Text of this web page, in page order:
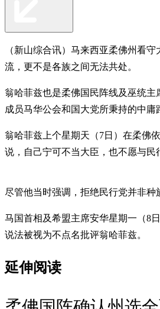
（新山综合讯）马来西亚柔佛州看
流，更不是各族之间无法共处。
翁哈菲兹也是柔佛国民阵线及巫统
成员马华公会和国大党所秉持的中庸
翁哈菲兹上个星期天（7日）在柔佛
说，自己宁可不当大臣，也不愿与民
尽管他当时强调，拒绝民行党并非种
马国首相及希盟主席安华星期一（8
说法被视为不点名批评翁哈菲兹。
延伸阅读